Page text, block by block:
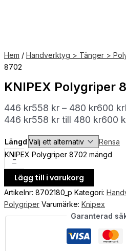
Hem / Handverktyg > Tänger >
8702
KNIPEX Polygriper
446 kr558 kr – 480 kr600 kr
446 kr558 kr till 480 kr600
Längd Rensa
-
KNIPEX Polygriper 8702 mängd
Lägg till i varukorg
Artikelnr: 8702180_p Kategori:
Polygriper Varumärke: Knipex
Garanterad